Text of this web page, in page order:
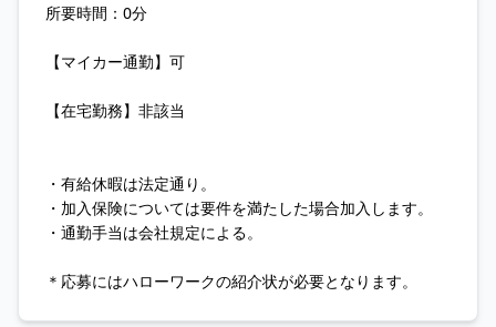
所要時間：0分
【マイカー通勤】可
【在宅勤務】非該当
・有給休暇は法定通り。
・加入保険については要件を満たした場合加入します。
・通勤手当は会社規定による。
＊応募にはハローワークの紹介状が必要となります。